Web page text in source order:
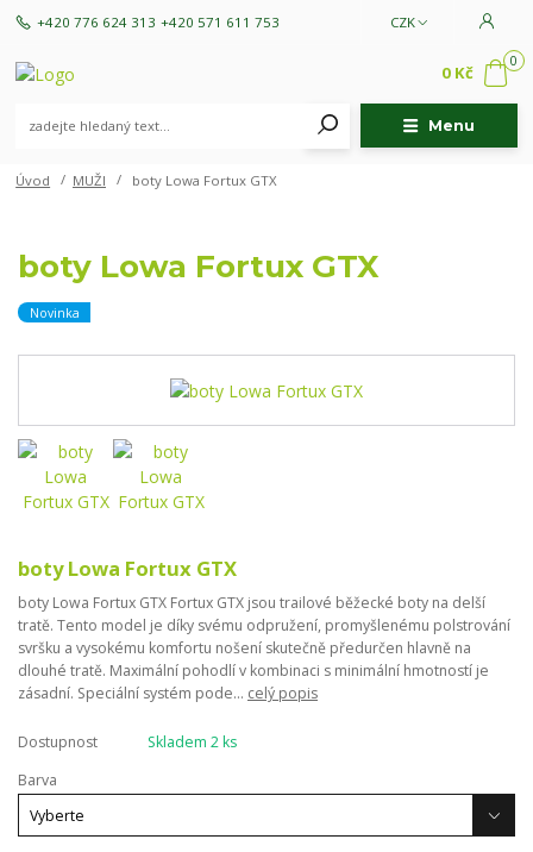
Menu
CZK
+420 776 624 313 +420 571 611 753
0
0 Kč
Úvod MUŽI boty Lowa Fortux GTX
boty Lowa Fortux GTX
Novinka
boty Lowa Fortux GTX
boty Lowa Fortux GTX Fortux GTX jsou trailové běžecké boty na delší
tratě. Tento model je díky svému odpružení, promyšlenému polstrování
svršku a vysokému komfortu nošení skutečně předurčen hlavně na
dlouhé tratě. Maximální pohodlí v kombinaci s minimální hmotností je
zásadní. Speciální systém pode... celý popis
Dostupnost
Skladem 2 ks
Barva